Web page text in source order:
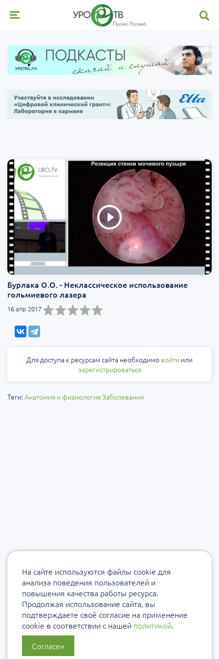
Бурлака О.О. - Неклассическое использование
гольмиевого лазера
16 апр 2017
Для доступа к ресурсам сайта необходимо войти или
зарегистрироваться
Теги:Анатомия и физиологияЗаболевания
На сайте используются файлы cookie для
анализа поведения пользователей и
повышения качества работы ресурса.
Продолжая использование сайта, вы
подтверждаете своё согласие на применение
cookie в соответствии с нашей политикой.
Согласен